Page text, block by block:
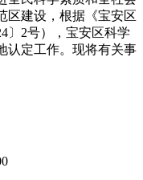
区建设，根据《宝安区
〕2号），宝安区科学
认定工作。现将有关事